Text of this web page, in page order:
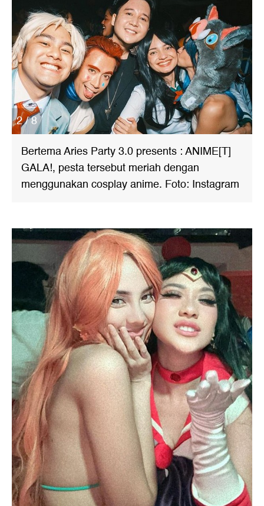
2 / 8
Bertema Aries Party 3.0 presents : ANIME[T]
GALA!, pesta tersebut meriah dengan
menggunakan cosplay anime. Foto: Instagram